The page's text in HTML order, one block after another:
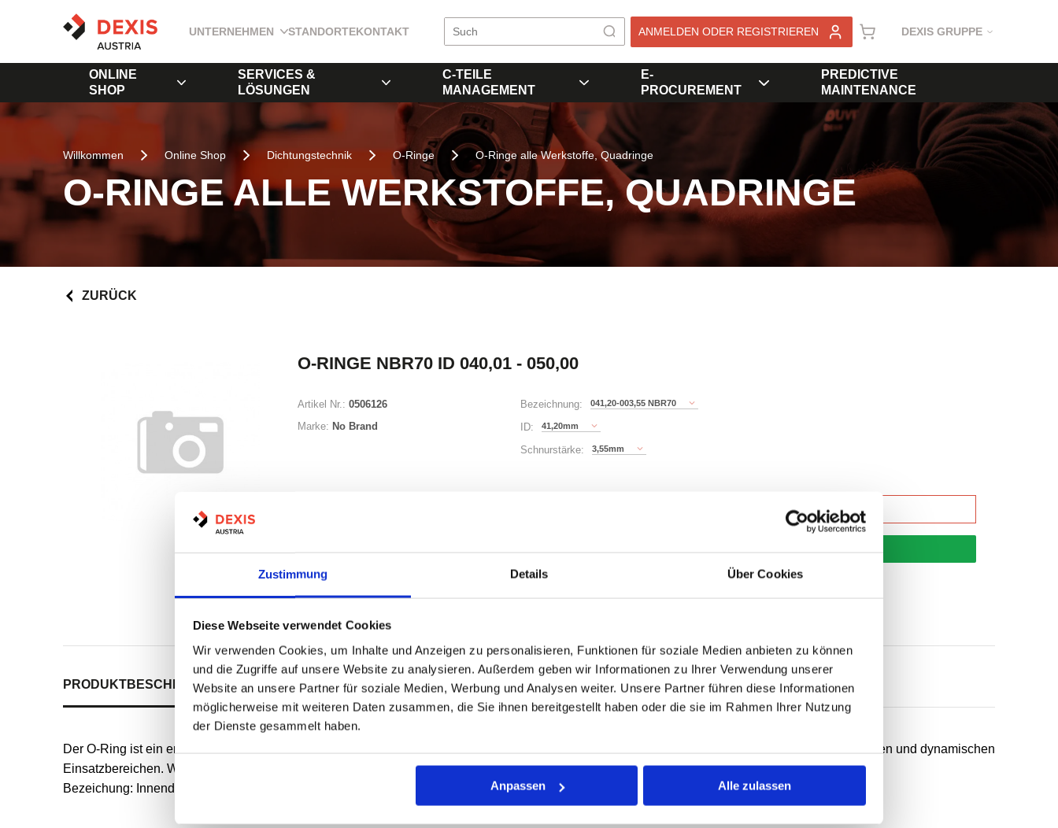
Zustimmung Details Über Cookies
Diese Webseite verwendet Cookies
Wir verwenden Cookies, um Inhalte und Anzeigen zu personalisieren, Funktionen für soziale Medien anbieten zu können
und die Zugriffe auf unsere Website zu analysieren. Außerdem geben wir Informationen zu Ihrer Verwendung unserer
Website an unsere Partner für soziale Medien, Werbung und Analysen weiter. Unsere Partner führen diese Informationen
möglicherweise mit weiteren Daten zusammen, die Sie ihnen bereitgestellt haben oder die sie im Rahmen Ihrer Nutzung
der Dienste gesammelt haben.
Anpassen Alle zulassen
UNTERNEHMEN STANDORTEKONTAKT ANMELDEN ODER REGISTRIEREN DEXIS GRUPPE
ONLINE
SHOP
SERVICES &
LÖSUNGEN
C-TEILE
MANAGEMENT
E-
PROCUREMENT
PREDICTIVE
MAINTENANCE
Willkommen Online Shop Dichtungstechnik O-Ringe O-Ringe alle Werkstoffe, Quadringe
O-RINGE ALLE WERKSTOFFE, QUADRINGE
ZURÜCK
O-RINGE NBR70 ID 040,01 - 050,00
Artikel Nr.: 0506126
Marke: No Brand
Bezeichnung: 041,20-003,55 NBR70
ID: 41,20mm
Schnurstärke: 3,55mm
PRODUKTBESCHREIBUNGALLE SPEZIFIKATIONENVARIANTEN
Der O-Ring ist ein endlos formvulkanisierter, runder Dichtring mit kreisförmigem Querschnitt für die unterschiedlichsten Anwendungsfälle in statischen und dynamischen
Einsatzbereichen. Werkstoff: NBR Die Härte wird in Shore angegeben - je höher der Druck, desto härter der Werkstoff.
Bezeichung: Innendurchmesser und Schnurstärke definieren die Abmessungen.